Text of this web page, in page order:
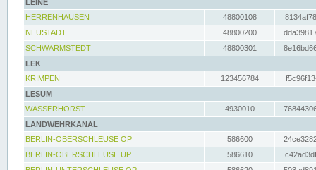
LEINE
HERRENHAUSEN
48800108
NEUSTADT
48800200
SCHWARMSTEDT
48800301
LEK
KRIMPEN
123456784
LESUM
WASSERHORST
4930010
LANDWEHRKANAL
BERLIN-OBERSCHLEUSE OP
586600
BERLIN-OBERSCHLEUSE UP
586610